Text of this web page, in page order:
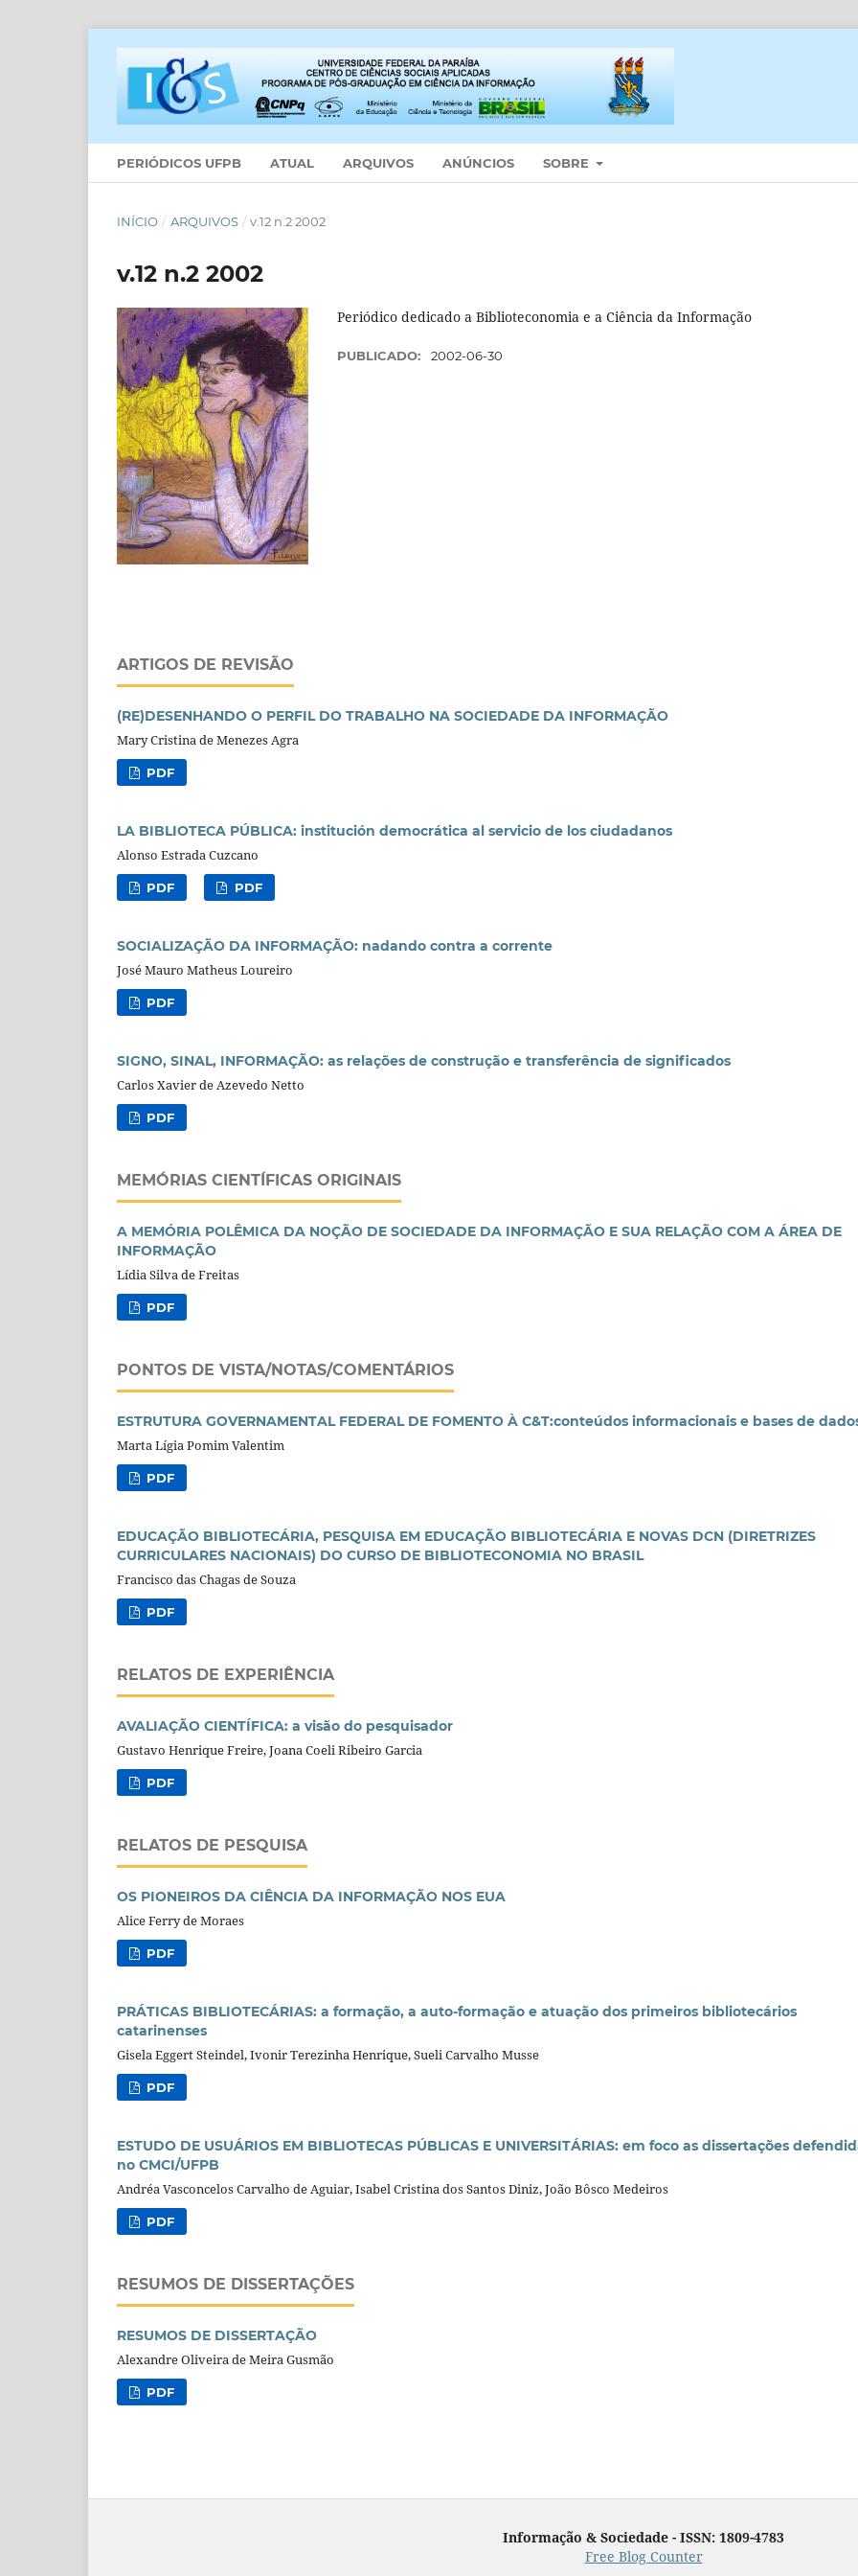
PERIÓDICOS UFPB ATUAL ARQUIVOS ANÚNCIOS SOBRE
INÍCIO / ARQUIVOS / v.12 n.2 2002
v.12 n.2 2002
Periódico dedicado a Biblioteconomia e a Ciência da Informação
PUBLICADO: 2002-06-30
ARTIGOS DE REVISÃO
(RE)DESENHANDO O PERFIL DO TRABALHO NA SOCIEDADE DA INFORMAÇÃO
Mary Cristina de Menezes Agra
PDF
LA BIBLIOTECA PÚBLICA: institución democrática al servicio de los ciudadanos
Alonso Estrada Cuzcano
PDF PDF
SOCIALIZAÇÃO DA INFORMAÇÃO: nadando contra a corrente
José Mauro Matheus Loureiro
PDF
SIGNO, SINAL, INFORMAÇÃO: as relações de construção e transferência de significados
Carlos Xavier de Azevedo Netto
PDF
MEMÓRIAS CIENTÍFICAS ORIGINAIS
A MEMÓRIA POLÊMICA DA NOÇÃO DE SOCIEDADE DA INFORMAÇÃO E SUA RELAÇÃO COM A ÁREA DE
INFORMAÇÃO
Lídia Silva de Freitas
PDF
PONTOS DE VISTA/NOTAS/COMENTÁRIOS
ESTRUTURA GOVERNAMENTAL FEDERAL DE FOMENTO À C&T:conteúdos informacionais e bases de
Marta Lígia Pomim Valentim
PDF
EDUCAÇÃO BIBLIOTECÁRIA, PESQUISA EM EDUCAÇÃO BIBLIOTECÁRIA E NOVAS DCN (DIRETRIZES
CURRICULARES NACIONAIS) DO CURSO DE BIBLIOTECONOMIA NO BRASIL
Francisco das Chagas de Souza
PDF
RELATOS DE EXPERIÊNCIA
AVALIAÇÃO CIENTÍFICA: a visão do pesquisador
Gustavo Henrique Freire, Joana Coeli Ribeiro Garcia
PDF
RELATOS DE PESQUISA
OS PIONEIROS DA CIÊNCIA DA INFORMAÇÃO NOS EUA
Alice Ferry de Moraes
PDF
PRÁTICAS BIBLIOTECÁRIAS: a formação, a auto-formação e atuação dos primeiros bibliotecários
catarinenses
Gisela Eggert Steindel, Ivonir Terezinha Henrique, Sueli Carvalho Musse
PDF
ESTUDO DE USUÁRIOS EM BIBLIOTECAS PÚBLICAS E UNIVERSITÁRIAS: em foco as dissertações
no CMCI/UFPB
Andréa Vasconcelos Carvalho de Aguiar, Isabel Cristina dos Santos Diniz, João Bôsco Medeiros
PDF
RESUMOS DE DISSERTAÇÕES
RESUMOS DE DISSERTAÇÃO
Alexandre Oliveira de Meira Gusmão
PDF
Informação & Sociedade - ISSN: 1809-4783
Free Blog Counter